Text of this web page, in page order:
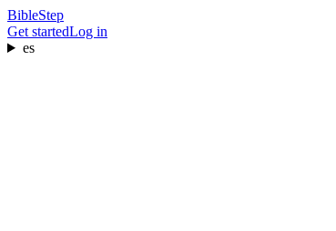
BibleStep
Get startedLog in
es